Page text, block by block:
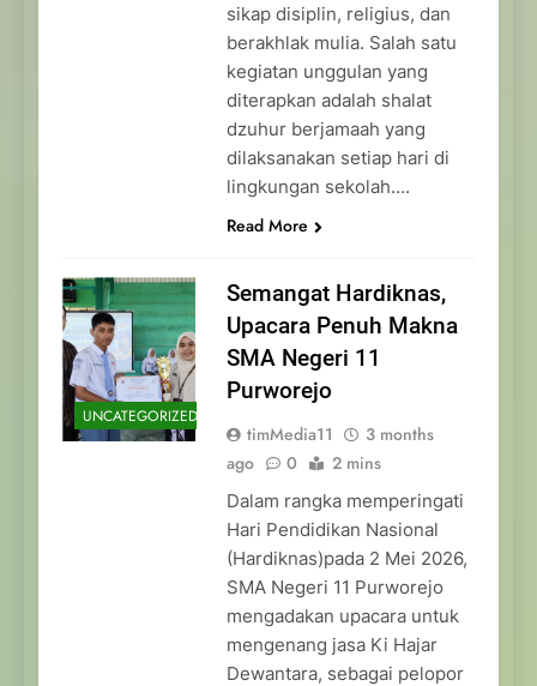
sikap disiplin, religius, dan
berakhlak mulia. Salah satu
kegiatan unggulan yang
diterapkan adalah shalat
dzuhur berjamaah yang
dilaksanakan setiap hari di
lingkungan sekolah….
Read More
UNCATEGORIZED
Semangat Hardiknas,
Upacara Penuh Makna
SMA Negeri 11
Purworejo
timMedia11
3 months
ago
0 2 mins
Dalam rangka memperingati
Hari Pendidikan Nasional
(Hardiknas)pada 2 Mei 2026,
SMA Negeri 11 Purworejo
mengadakan upacara untuk
mengenang jasa Ki Hajar
Dewantara, sebagai pelopor